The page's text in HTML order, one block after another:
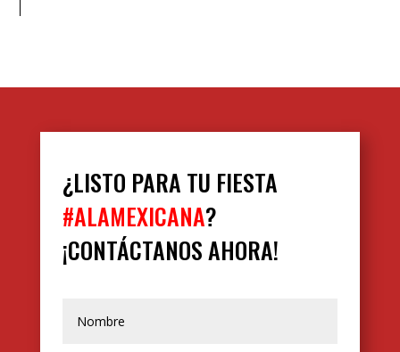
¿LISTO PARA TU FIESTA
#ALAMEXICANA?
¡CONTÁCTANOS AHORA!